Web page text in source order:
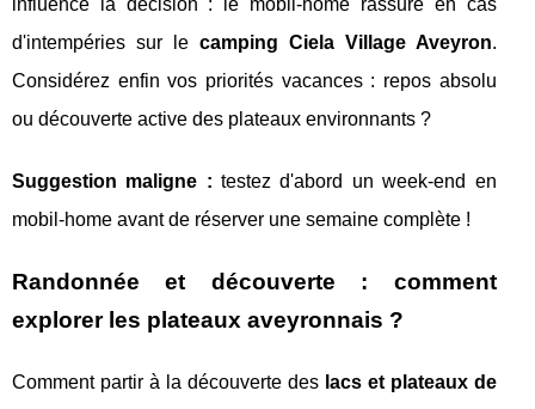
influence la décision : le mobil-home rassure en cas
d'intempéries sur le camping Ciela Village Aveyron.
Considérez enfin vos priorités vacances : repos absolu
ou découverte active des plateaux environnants ?
Suggestion maligne : testez d'abord un week-end en
mobil-home avant de réserver une semaine complète !
Randonnée et découverte : comment
explorer les plateaux aveyronnais ?
Comment partir à la découverte des lacs et plateaux de